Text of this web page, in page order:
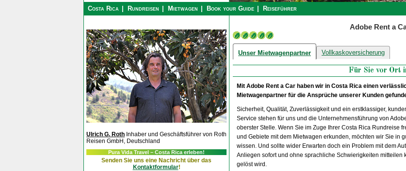
Costa Rica Rundreisen Mietwagen Book your Guide Reiseführer
Adobe Rent a
Unser Mietwagenpartner Vollkaskoversicherung
Für Sie vor Ort
Mit Adobe Rent a Car haben wir in Costa Rica einen
Mietwagenpartner für die Ansprüche unserer Kunden
Sicherheit, Qualität, Zuverlässigkeit und ein erstklassiger,
Service stehen für uns und die Unternehmensführung von
oberster Stelle. Wenn Sie im Zuge Ihrer Costa Rica Rundreise
und Gebiete mit dem Mietwagen erkunden, möchten wir Sie in
wissen. Und sollte wider Erwarten doch ein Problem mit dem
Anliegen sofort und ohne sprachliche Schwierigkeiten mitteilen
gelöst wird.
Ulrich G. Roth Inhaber und Geschäftsführer von Roth
Reisen GmbH, Deutschland
Pura Vida Travel – Costa Rica erleben!
Senden Sie uns eine Nachricht über das
Kontaktformular!